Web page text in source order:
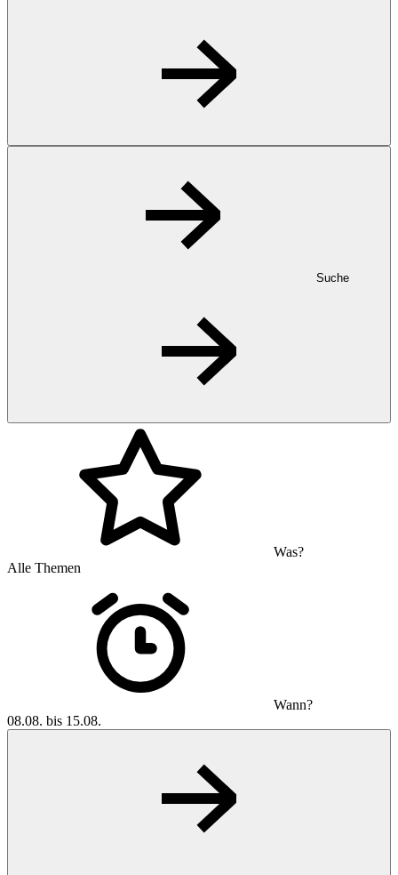
Suche
Was?
Alle Themen
Wann?
08.08. bis 15.08.